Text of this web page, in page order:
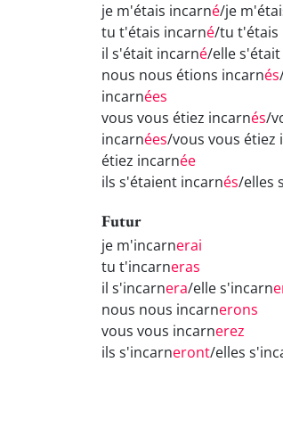
je m'étais incarné/je
tu t'étais incarné/tu t'étais
il s'était incarné/elle
nous nous étions incarnés
incarnées
vous vous étiez incarnés/
incarnées/vous vous étiez
étiez incarnée
ils s'étaient incarnés/elles
Futur
je m'incarnerai
tu t'incarneras
il s'incarnera/elle s'incarn
nous nous incarnerons
vous vous incarnerez
ils s'incarneront/elles